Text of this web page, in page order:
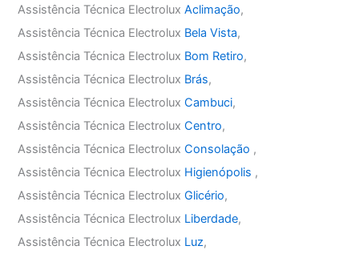
Assistência Técnica ElectroluxAclimação,
Assistência Técnica Electrolux Bela Vista,
Assistência Técnica Electrolux Bom Retiro,
Assistência Técnica Electrolux Brás,
Assistência Técnica ElectroluxCambuci,
Assistência Técnica ElectroluxCentro,
Assistência Técnica ElectroluxConsolação ,
Assistência Técnica Electrolux Higienópolis ,
Assistência Técnica ElectroluxGlicério,
Assistência Técnica Electrolux Liberdade,
Assistência Técnica Electrolux Luz,